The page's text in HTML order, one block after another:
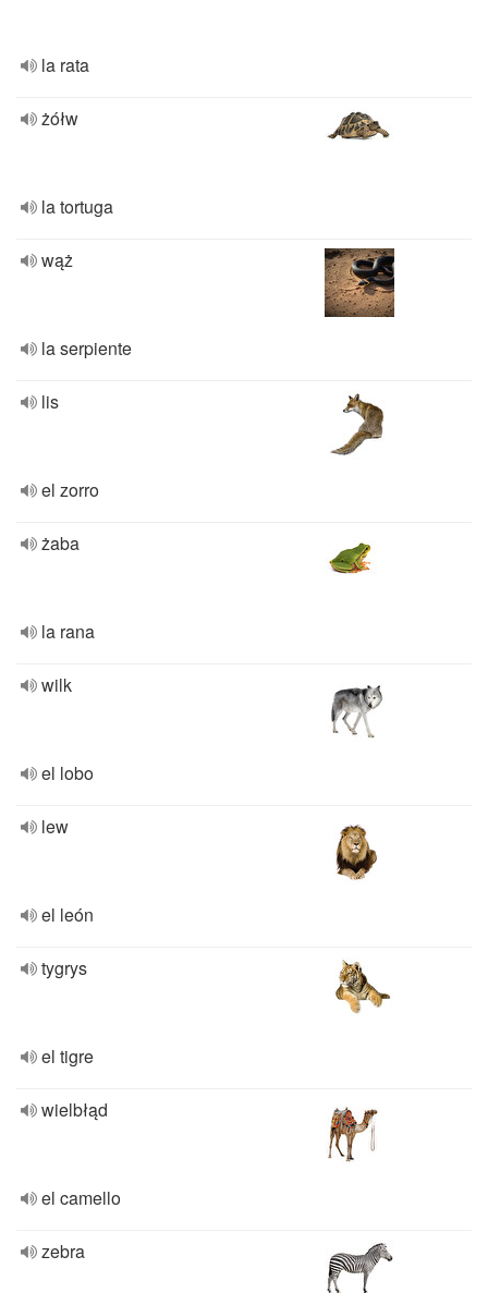
la rata
żółw
la tortuga
wąż
la serpiente
lis
el zorro
żaba
la rana
wilk
el lobo
lew
el león
tygrys
el tigre
wielbłąd
el camello
zebra